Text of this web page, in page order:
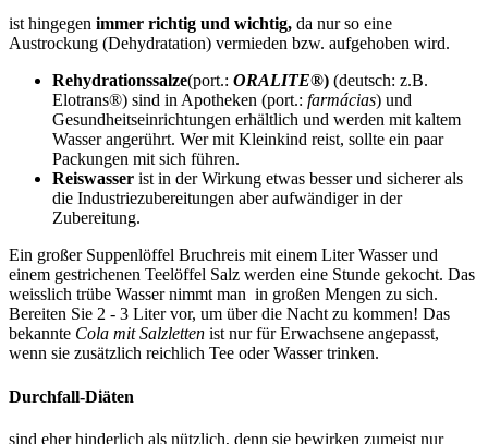
ist hingegen immer richtig und wichtig, da nur so eine
Austrockung (Dehydratation) vermieden bzw. aufgehoben wird.
Rehydrationssalze(port.: ORALITE®) (deutsch: z.B.
Elotrans®) sind in Apotheken (port.: farmácias) und
Gesundheitseinrichtungen erhältlich und werden mit kaltem
Wasser angerührt. Wer mit Kleinkind reist, sollte ein paar
Packungen mit sich führen.
Reiswasser ist in der Wirkung etwas besser und sicherer als
die Industriezubereitungen aber aufwändiger in der
Zubereitung.
Ein großer Suppenlöffel Bruchreis mit einem Liter Wasser und
einem gestrichenen Teelöffel Salz werden eine Stunde gekocht. Das
weisslich trübe Wasser nimmt man in großen Mengen zu sich.
Bereiten Sie 2 - 3 Liter vor, um über die Nacht zu kommen! Das
bekannte Cola mit Salzletten ist nur für Erwachsene angepasst,
wenn sie zusätzlich reichlich Tee oder Wasser trinken.
Durchfall-Diäten
sind eher hinderlich als nützlich, denn sie bewirken zumeist nur